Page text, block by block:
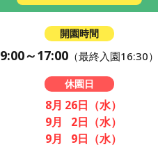
開園時間
9:00～17:00 （最終入園16:30）
休園日
8月 26日 （水）
9月
2日 （水）
9月
9日 （水）